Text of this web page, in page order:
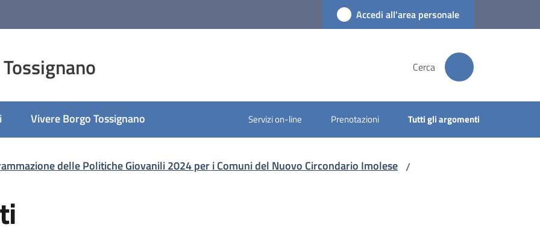
Accedi all'area personale
Cerca
Vivere Borgo Tossignano Servizi on-line Prenotazioni Tutti gli argomenti
delle Politiche Giovanili 2024 per i Comuni del Nuovo Circondario Imolese /